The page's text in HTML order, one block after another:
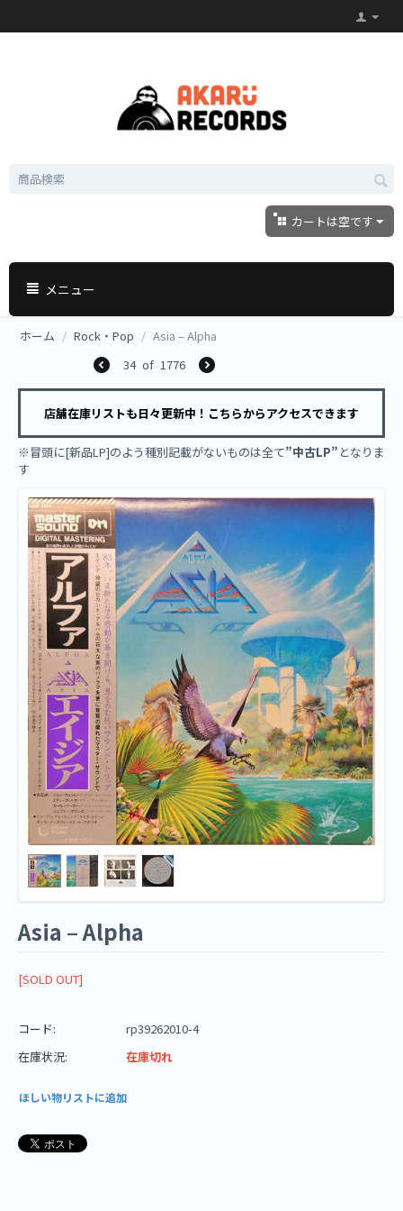
カートは空です
メニュー
ホーム / Rock・Pop / Asia ‎– Alpha
34 of 1776
店舗在庫リストも日々更新中！こちらからアクセスできます
※冒頭に[新品LP]のよう種別記載がないものは全て”中古LP” となりま
す
Asia ‎– Alpha
[SOLD OUT]
コード:
rp39262010-4
在庫状況:
在庫切れ
ほしい物リストに追加